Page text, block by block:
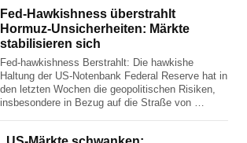
Fed-Hawkishness überstrahlt
Hormuz-Unsicherheiten: Märkte
stabilisieren sich
Fed-hawkishness Berstrahlt: Die hawkishe
Haltung der US-Notenbank Federal Reserve hat in
den letzten Wochen die geopolitischen Risiken,
insbesondere in Bezug auf die Straße von …